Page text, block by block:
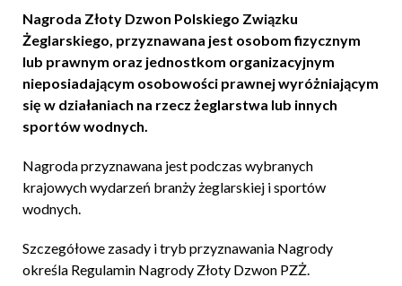
Nagroda Złoty Dzwon Polskiego Związku
Żeglarskiego, przyznawana jest osobom fizycznym
lub prawnym oraz jednostkom organizacyjnym
nieposiadającym osobowości prawnej wyróżniającym
się w działaniach na rzecz żeglarstwa lub innych
sportów wodnych.
Nagroda przyznawana jest podczas wybranych
krajowych wydarzeń branży żeglarskiej i sportów
wodnych.
Szczegółowe zasady i tryb przyznawania Nagrody
określa Regulamin Nagrody Złoty Dzwon PZŻ.